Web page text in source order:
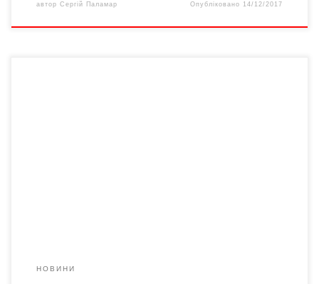
автор Сергій Паламар Опубліковано 14/12/2017
НОВИНИ